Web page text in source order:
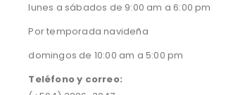
lunes a sábados de 9:00 am a 6:00 pm
Por temporada navideña
domingos de 10:00 am a 5:00 pm
Teléfono y correo: